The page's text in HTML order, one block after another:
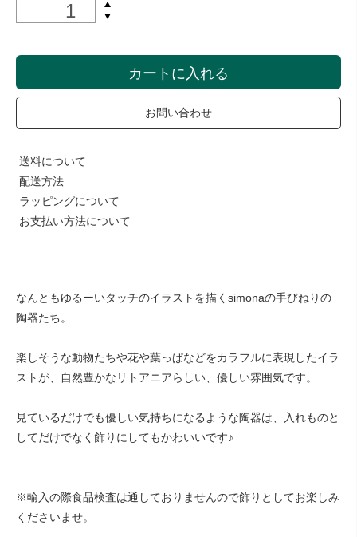
カートに入れる
お問い合わせ
送料について
配送方法
ラッピングについて
お支払い方法について
なんともゆるーいタッチのイラストを描くsimonaの手びねりの
陶器たち。
楽しそうな動物たちや花や葉っぱなどをカラフルに表現したイラ
ストが、自然豊かなリトアニアらしい、優しい雰囲気です。
見ているだけでも優しい気持ちになるような陶器は、入れものと
してだけでなく飾りにしてもかわいいです♪
※輸入の際食品検査は通しておりませんので飾りとしてお楽しみ
くださいませ。